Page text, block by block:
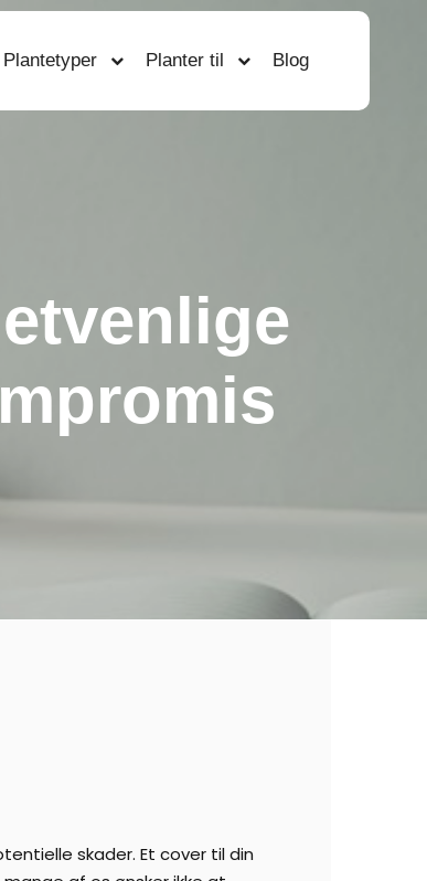
Plantetyper Planter til Blog
skader. Et cover til din